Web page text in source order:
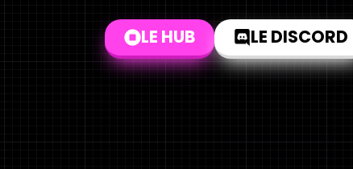
LE HUB LE DISCORD